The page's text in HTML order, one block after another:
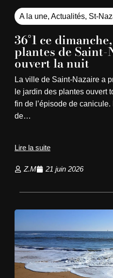
A la une, Actualités, St-
36°1 ce
plantes de Saint-
ouvert la nuit
La ville de Saint-Nazaire a
le jardin des plantes ouvert
fin de l’épisode de
de…
Lire la suite
Z.M 21 juin 2026